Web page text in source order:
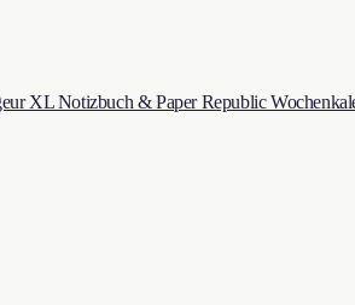
XL Notizbuch & Paper Republic